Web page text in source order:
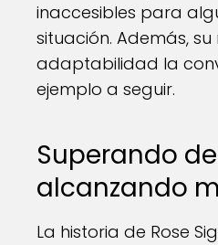
inaccesibles para
situación. Además,
adaptabilidad la
ejemplo a seguir.
Superando
alcanzando
La historia de Rose